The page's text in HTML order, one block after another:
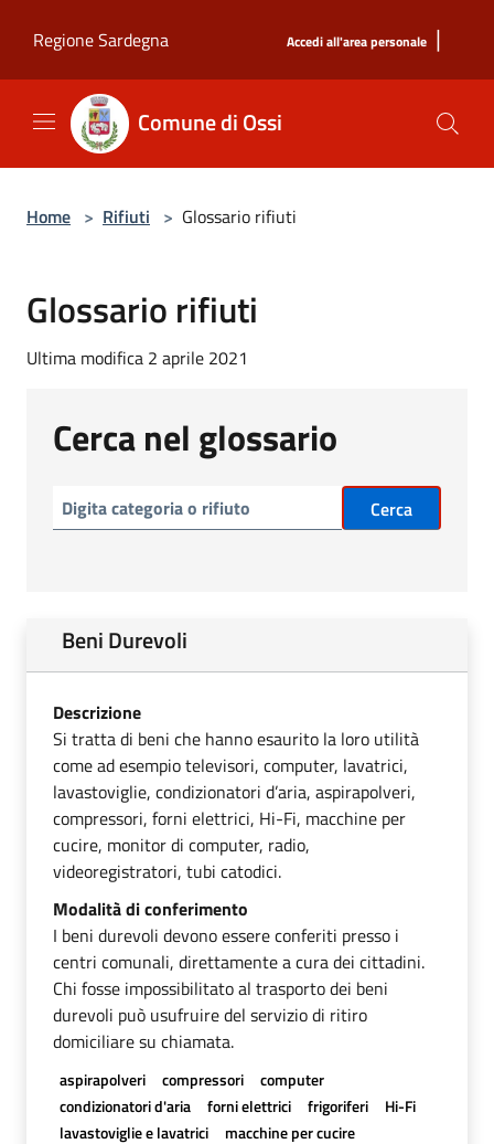
Regione Sardegna
Accedi all'area personale |
Comune di Ossi
Home > Rifiuti > Glossario rifiuti
Glossario rifiuti
Ultima modifica 2 aprile 2021
Cerca nel glossario
Cerca
Beni Durevoli
Descrizione
Si tratta di beni che hanno esaurito la loro utilità
come ad esempio televisori, computer, lavatrici,
lavastoviglie, condizionatori d’aria, aspirapolveri,
compressori, forni elettrici, Hi-Fi, macchine per
cucire, monitor di computer, radio,
videoregistratori, tubi catodici.
Modalità di conferimento
I beni durevoli devono essere conferiti presso i
centri comunali, direttamente a cura dei cittadini.
Chi fosse impossibilitato al trasporto dei beni
durevoli può usufruire del servizio di ritiro
domiciliare su chiamata.
aspirapolveri compressori
computer
condizionatori d'aria
forni elettrici frigoriferi
Hi-Fi
lavastoviglie e lavatrici
macchine per cucire